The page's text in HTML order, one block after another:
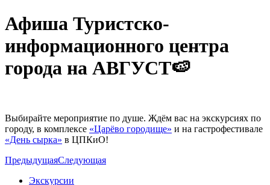
Афиша Туристско-
информационного центра
города на АВГУСТ🍉
Выбирайте мероприятие по душе. Ждём вас на экскурсиях по
городу, в комплексе «Царёво городище» и на гастрофестивале
«День сырка» в ЦПКиО!
ПредыдущаяСледующая
Экскурсии